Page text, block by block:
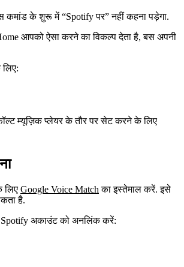
के शुरू में “Spotify पर” नहीं कहना पड़ेगा.
आपको ऐसा करने का विकल्प देता है, बस अपनी
म्यूज़िक प्लेयर के तौर पर सेट करने के लिए
लिए Google Voice Match का इस्तेमाल करें. इसे
है.
Spotify अकाउंट को अनलिंक करें: